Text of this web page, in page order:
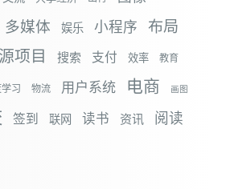
多媒体 娱乐 小程序 布局
项目 搜索 支付 效率 教育
习 物流 用户系统 电商 画图
签到 联网 读书 资讯 阅读